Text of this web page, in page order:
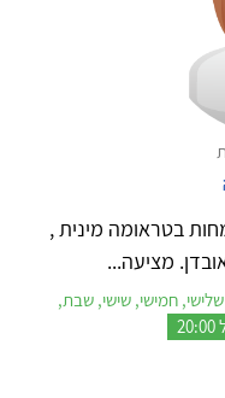
בטראומה מינית ,
חמישי, שישי, שבת,